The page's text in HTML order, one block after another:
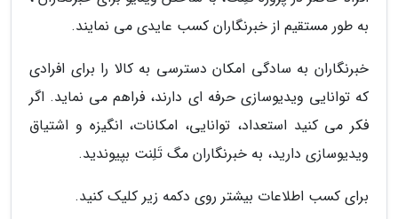
به طور مستقیم از خبرنگاران کسب عایدی می نمایند.
خبرنگاران به سادگی امکان دسترسی به کالا را برای افرادی
که توانایی ویدیوسازی حرفه ای دارند، فراهم می نماید. اگر
فکر می کنید استعداد، توانایی، امکانات، انگیزه و اشتیاق
ویدیوسازی دارید، به خبرنگاران مگ تَلِنت بپیوندید.
برای کسب اطلاعات بیشتر روی دکمه زیر کلیک کنید.